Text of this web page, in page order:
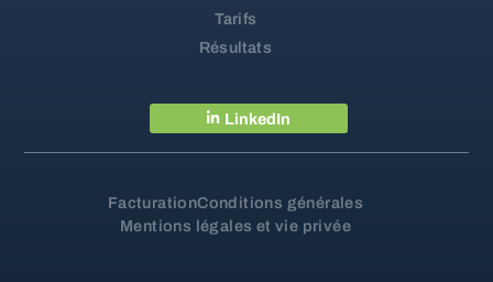
Tarifs
Résultats
LinkedIn
FacturationConditions générales
Mentions légales et vie privée